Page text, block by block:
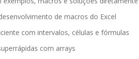
de macros do Excel
com intervalos, células e fórmulas
com arrays